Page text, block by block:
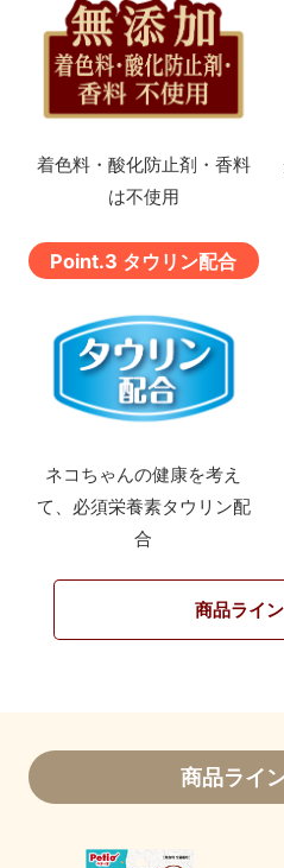
着色料・酸化防止剤・香料
は不使用
Point.3 タウリン配合
ネコちゃんの健康を考え
て、 必須栄養素タウリン配
合
商品ライ
商品ライ